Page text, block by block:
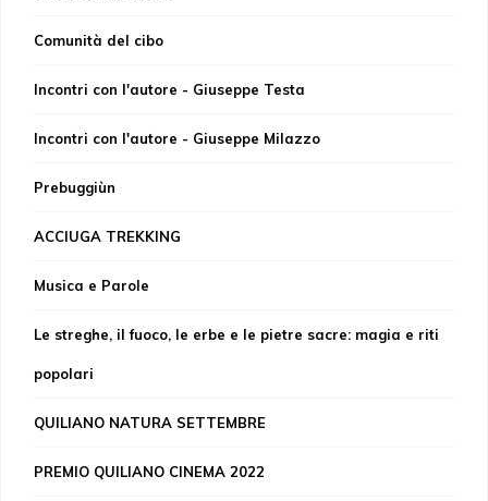
Comunità del cibo
Incontri con l'autore - Giuseppe Testa
Incontri con l'autore - Giuseppe Milazzo
Prebuggiùn
ACCIUGA TREKKING
Musica e Parole
Le streghe, il fuoco, le erbe e le pietre sacre: magia e riti
popolari
QUILIANO NATURA SETTEMBRE
PREMIO QUILIANO CINEMA 2022